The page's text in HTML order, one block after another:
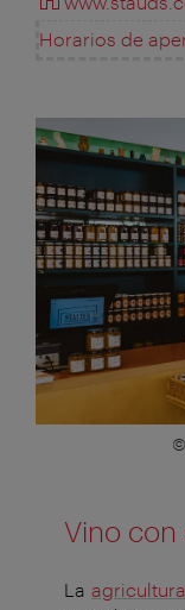
Horarios de
Vino con
La